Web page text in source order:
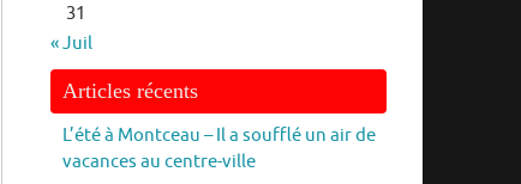
31
« Juil
Articles récents
L’été à Montceau – Il a soufflé un air de
vacances au centre-ville